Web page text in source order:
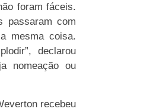
foram fáceis.
passaram com
mesma coisa.
declarou
nomeação ou
recebeu